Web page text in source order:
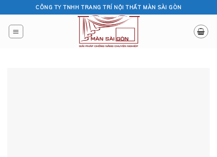
to
content
CÔNG TY TNHH TRANG TRÍ NỘI THẤT MÀN SÀI GÒN